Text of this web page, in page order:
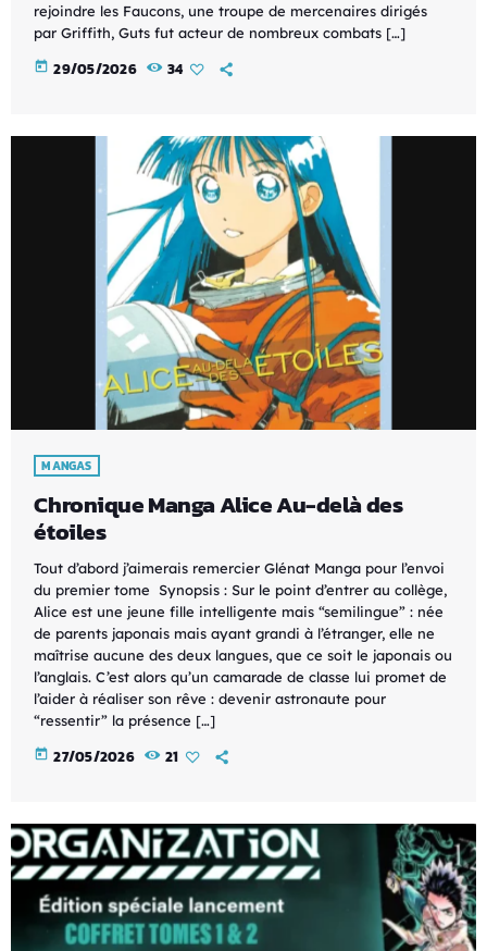
rejoindre les Faucons, une troupe de mercenaires dirigés
par Griffith, Guts fut acteur de nombreux combats […]
today 29/05/2026 34
MANGAS
Chronique Manga Alice Au-delà des
étoiles
Tout d’abord j’aimerais remercier Glénat Manga pour l’envoi
du premier tome Synopsis : Sur le point d’entrer au collège,
Alice est une jeune fille intelligente mais “semilingue” : née
de parents japonais mais ayant grandi à l’étranger, elle ne
maîtrise aucune des deux langues, que ce soit le japonais ou
l’anglais. C’est alors qu’un camarade de classe lui promet de
l’aider à réaliser son rêve : devenir astronaute pour
“ressentir” la présence […]
today 27/05/2026 21